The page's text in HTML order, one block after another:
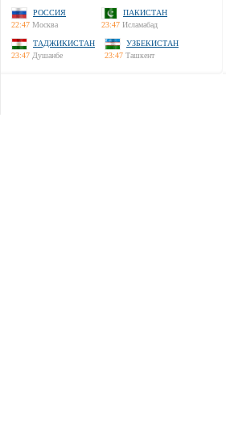
РОССИЯ
22:47 Москва
ПАКИСТАН
23:47 Исламабад
ТАДЖИКИСТАН
23:47 Душанбе
УЗБЕКИСТАН
23:47 Ташкент